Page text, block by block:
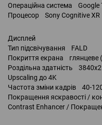
Операційна система Google
Процесор Sony Cognitive XR
Дисплей
Тип підсвічування FALD
Покриття екрана глянцеве
Роздільна здатність
Upscaling до 4K
Частота зміни кадрів 40-
Покращення яскравості /
Contrast Enhancer /